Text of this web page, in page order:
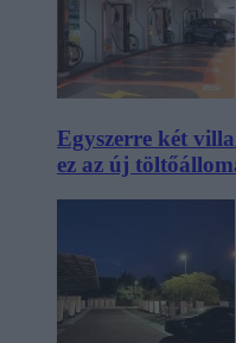
Egyszerre két
ez az új